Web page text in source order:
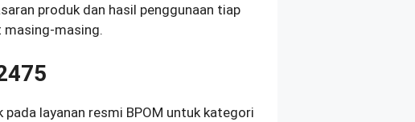
produk dan hasil penggunaan tiap
masing.
layanan resmi BPOM untuk kategori